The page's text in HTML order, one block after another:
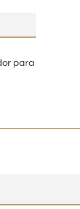
para